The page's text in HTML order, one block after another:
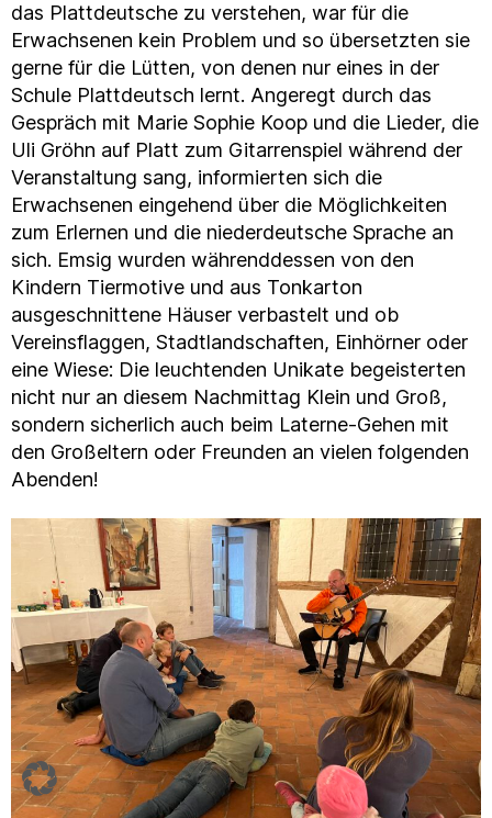
das Plattdeutsche zu verstehen, war für die
Erwachsenen kein Problem und so übersetzten sie
gerne für die Lütten, von denen nur eines in der
Schule Plattdeutsch lernt. Angeregt durch das
Gespräch mit Marie Sophie Koop und die Lieder, die
Uli Gröhn auf Platt zum Gitarrenspiel während der
Veranstaltung sang, informierten sich die
Erwachsenen eingehend über die Möglichkeiten
zum Erlernen und die niederdeutsche Sprache an
sich. Emsig wurden währenddessen von den
Kindern Tiermotive und aus Tonkarton
ausgeschnittene Häuser verbastelt und ob
Vereinsflaggen, Stadtlandschaften, Einhörner oder
eine Wiese: Die leuchtenden Unikate begeisterten
nicht nur an diesem Nachmittag Klein und Groß,
sondern sicherlich auch beim Laterne-Gehen mit
den Großeltern oder Freunden an vielen folgenden
Abenden!